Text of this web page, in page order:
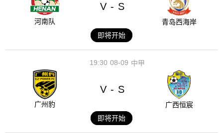
河南队
V - S
青岛西海岸
即将开始
08-09
19:30 中甲
广州豹
V - S
广西恒宸
即将开始